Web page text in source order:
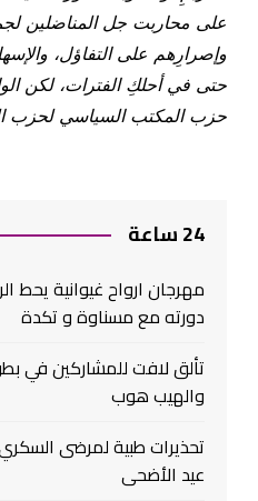
على محاربت جل المناضلين
وإصرارِهم على التفاؤل،
حتى في أحلكِ الفترات، لكن
حزب المكتب السياسي لحزب
24 ساعة
مهرجان ارواح غيوانية يحط
دورته مع مسناوة و تكدة
تألق لافت للمشاركين في
والهيب هوب
تحذيرات طبية لمرضى
عيد الأضحى